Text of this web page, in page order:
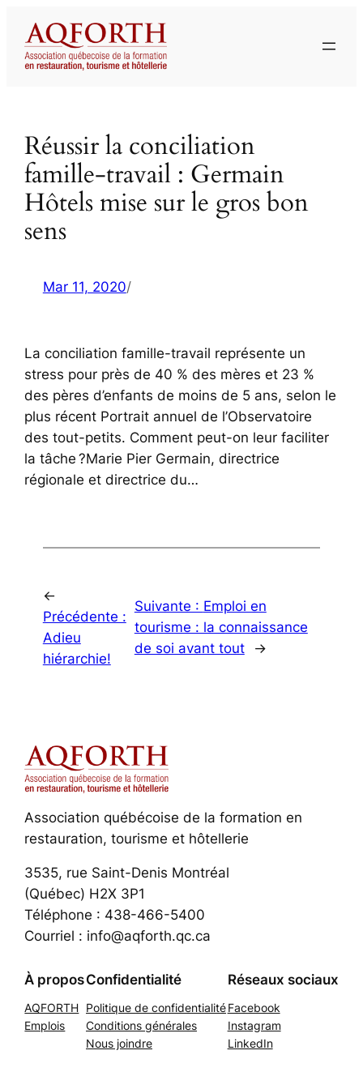
contenu
Réussir la conciliation
famille-travail : Germain
Hôtels mise sur le gros bon
sens
Mar 11, 2020/
La conciliation famille-travail représente un
stress pour près de 40 % des mères et 23 %
des pères d’enfants de moins de 5 ans, selon le
plus récent Portrait annuel de l’Observatoire
des tout-petits. Comment peut-on leur faciliter
la tâche ?Marie Pier Germain, directrice
régionale et directrice du…
←
Précédente :
Adieu
hiérarchie!
Suivante : Emploi en
tourisme : la connaissance
de soi avant tout
→
Association québécoise de la formation en
restauration, tourisme et hôtellerie
3535, rue Saint-Denis Montréal
(Québec) H2X 3P1
Téléphone : 438-466-5400
Courriel : info@aqforth.qc.ca
À propos
AQFORTH
Emplois
Confidentialité
Politique de confidentialité
Conditions générales
Nous joindre
Réseaux sociaux
Facebook
Instagram
LinkedIn